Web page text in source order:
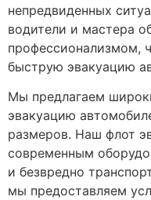
непредвиденных
водители и мастера
профессионализмом,
быструю эвакуацию
Мы предлагаем
эвакуацию
размеров. Наш флот
современным
и безвредно
мы предоставляем